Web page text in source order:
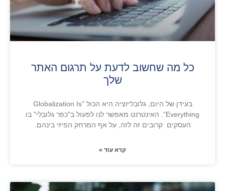
כל מה שחשוב לדעת על תרגום האתר
שלך
בעידן של היום, גלובליזציה היא הכול "Globalization Is
Everything". האינטרנט מאפשר לנו לפעול ב"כפר גלובלי" בו
העסקים קרובים זה לזה, על אף המרחק הפיזי בינהם.
קרא עוד »